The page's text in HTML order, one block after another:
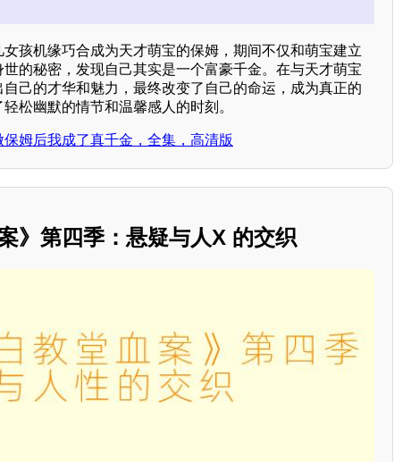
孩机缘巧合成为天才萌宝的保姆，期间不仅和萌宝建立
的秘密，发现自己其实是一个富豪千金。在与天才萌宝
己的才华和魅力，最终改变了自己的命运，成为真正的
松幽默的情节和温馨感人的时刻。
姆后我成了真千金，全集，高清版
》第四季：悬疑与人X 的交织